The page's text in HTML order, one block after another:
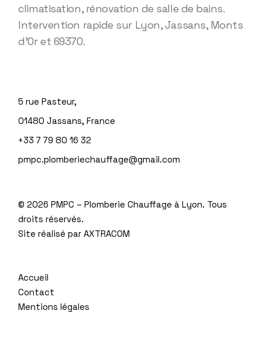
climatisation, rénovation de salle de bains.
Intervention rapide sur Lyon, Jassans, Monts
d’Or et 69370.
5 rue Pasteur,
01480 Jassans, France
+33 7 79 80 16 32
pmpc.plomberiechauffage@gmail.com
©2026 PMPC – Plomberie Chauffage à Lyon. Tous
droits réservés.
Site réalisé parAXTRACOM
Accueil
Contact
Mentions légales